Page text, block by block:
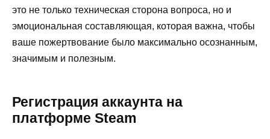
это не только техническая сторона вопроса, но и
эмоциональная составляющая, которая важна, чтобы
ваше пожертвование было максимально осознанным,
значимым и полезным.
Регистрация аккаунта на
платформе Steam